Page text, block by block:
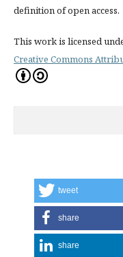
definition of open access.
This work is licensed
Creative Commons
tweet
share
share